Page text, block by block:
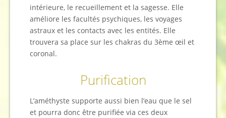
intérieure, le recueillement et la sagesse. Elle
améliore les facultés psychiques, les voyages
astraux et les contacts avec les entités. Elle
trouvera sa place sur les chakras du 3ème œil et
coronal.
Purification
L’améthyste supporte aussi bien l’eau que le sel
et pourra donc être purifiée via ces deux